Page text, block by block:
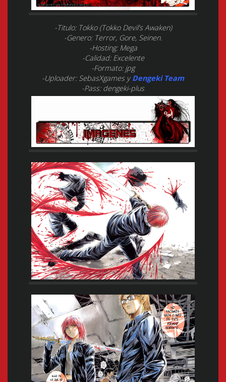
-Titulo: Tokko (Tokko Devil’s Awaken)
-Genero: Terror, Gore, Seinen.
-Hosting: Mega
-Calidad: Excelente
-Formato: jpg
-Uploader: SebasXgames yDengeki Team
-Pass: dengeki-plus